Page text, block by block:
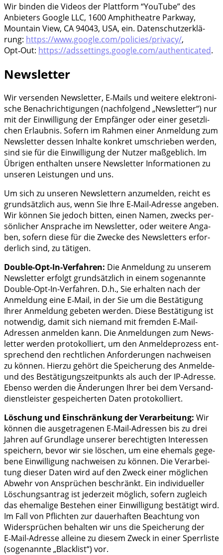
Wir bin­den die Vide­os der Platt­form “You­Tube” des
Anbie­ters Goog­le LLC, 1600 Amphi­theat­re Park­way,
Moun­tain View, CA 94043, USA, ein. Daten­schutz­er­klä­
rung: https://www.google.com/policies/privacy/,
Opt‑Out: https://adssettings.google.com/authenticated.
Newsletter
Wir ver­sen­den News­let­ter, E‑Mails und wei­te­re elek­tro­ni­
sche Benach­rich­ti­gun­gen (nach­fol­gend „News­let­ter“) nur
mit der Ein­wil­li­gung der Emp­fän­ger oder einer gesetz­li­
chen Erlaub­nis. Sofern im Rah­men einer Anmel­dung zum
News­let­ter des­sen Inhal­te kon­kret umschrie­ben wer­den,
sind sie für die Ein­wil­li­gung der Nut­zer maß­geb­lich. Im
Übri­gen ent­hal­ten unse­re News­let­ter Infor­ma­tio­nen zu
unse­ren Leis­tun­gen und uns.
Um sich zu unse­ren News­let­tern anzu­mel­den, reicht es
grund­sätz­lich aus, wenn Sie Ihre E‑Mail-Adres­se ange­ben.
Wir kön­nen Sie jedoch bit­ten, einen Namen, zwecks per­
sön­li­cher Anspra­che im News­let­ter, oder wei­te­re Anga­
ben, sofern die­se für die Zwe­cke des News­let­ters erfor­
der­lich sind, zu tätigen.
Dou­ble-Opt-In-Ver­fah­ren: Die Anmel­dung zu unse­rem
News­let­ter erfolgt grund­sätz­lich in einem soge­nann­te
Dou­ble-Opt-In-Ver­fah­ren. D.h., Sie erhal­ten nach der
Anmel­dung eine E‑Mail, in der Sie um die Bestä­ti­gung
Ihrer Anmel­dung gebe­ten wer­den. Die­se Bestä­ti­gung ist
not­wen­dig, damit sich nie­mand mit frem­den E‑Mail-
Adres­sen anmel­den kann. Die Anmel­dun­gen zum News­
let­ter wer­den pro­to­kol­liert, um den Anmel­de­pro­zess ent­
spre­chend den recht­li­chen Anfor­de­run­gen nach­wei­sen
zu kön­nen. Hier­zu gehört die Spei­che­rung des Anmel­de-
und des Bestä­ti­gungs­zeit­punkts als auch der IP-Adres­se.
Eben­so wer­den die Ände­run­gen Ihrer bei dem Ver­sand­
dienst­leis­ter gespei­cher­ten Daten protokolliert.
Löschung und Ein­schrän­kung der Ver­ar­bei­tung: Wir
kön­nen die aus­ge­tra­ge­nen E‑Mail-Adres­sen bis zu drei
Jah­ren auf Grund­la­ge unse­rer berech­tig­ten Inter­es­sen
spei­chern, bevor wir sie löschen, um eine ehe­mals gege­
be­ne Ein­wil­li­gung nach­wei­sen zu kön­nen. Die Ver­ar­bei­
tung die­ser Daten wird auf den Zweck einer mög­li­chen
Abwehr von Ansprü­chen beschränkt. Ein indi­vi­du­el­ler
Löschungs­an­trag ist jeder­zeit mög­lich, sofern zugleich
das ehe­ma­li­ge Bestehen einer Ein­wil­li­gung bestä­tigt wird.
Im Fall von Pflich­ten zur dau­er­haf­ten Beach­tung von
Wider­sprü­chen behal­ten wir uns die Spei­che­rung der
E‑Mail-Adres­se allei­ne zu die­sem Zweck in einer Sperr­lis­te
(soge­nann­te „Black­list“) vor.